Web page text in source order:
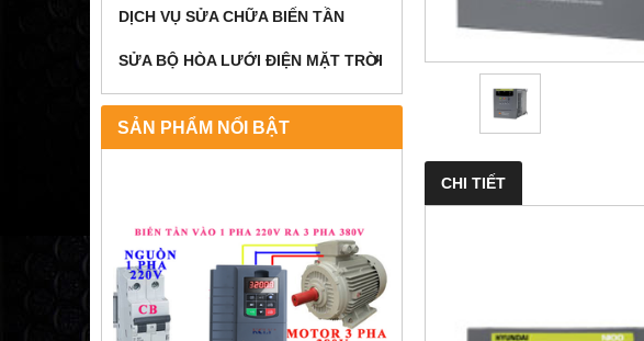
DỊCH VỤ SỬA CHỮA BIẾN TẦN
SỬA BỘ HÒA LƯỚI ĐIỆN MẶT TRỜI
SẢN PHẨM NỔI BẬT
CHI TIẾT